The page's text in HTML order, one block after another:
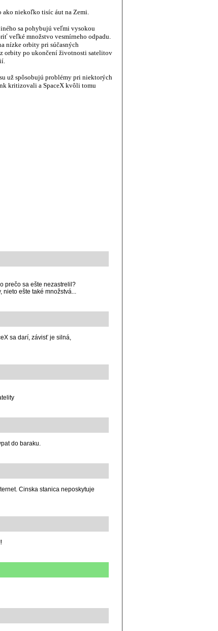
ako niekoľko tisíc áut na Zemi.
sa pohybujú veľmi vysokou
veľké množstvo vesmírneho odpadu.
nízke orbity pri súčasných
orbity po ukončení životnosti satelitov
už spôsobujú problémy pri niektorých
kritizovali a SpaceX kvôli tomu
prečo sa ešte nezastrelil?
nieto ešte také množstvá...
sa darí, závisť je silná,
do baraku.
Cinska stanica neposkytuje